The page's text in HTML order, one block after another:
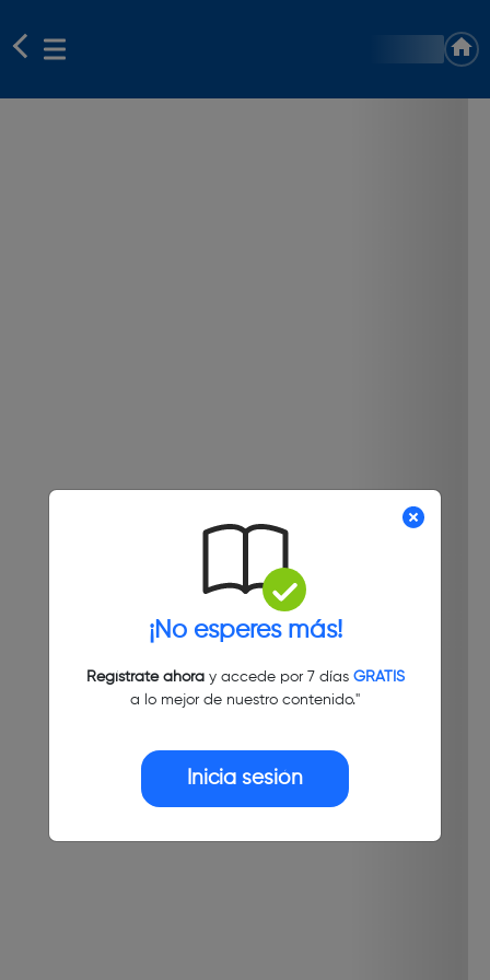
¡No esperes más!
Regístrate ahoray accede por 7 días GRATIS
a lo mejor de nuestro contenido."
Inicia sesión